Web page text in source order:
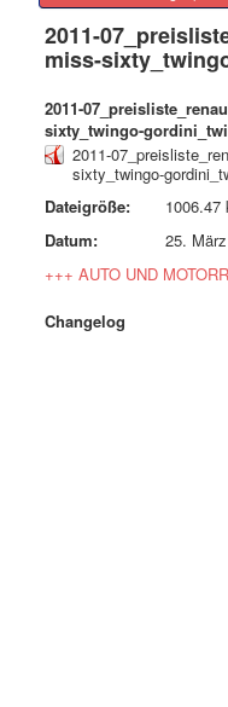
2011-
miss-
2011-
sixty_twingo-
2011-
sixty_twingo-
Dateigröße:
1006.47
Datum:
25.
+++ AUTO UND
Changelog